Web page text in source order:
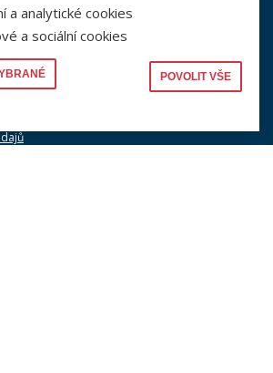
newsletteru na výše uvedenou adresu a
osobních údajů dle dokumentu níže.
a analytické cookies
a sociální cookies
POVOLIT VŠE